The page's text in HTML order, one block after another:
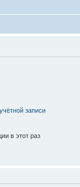
записи
в этот раз